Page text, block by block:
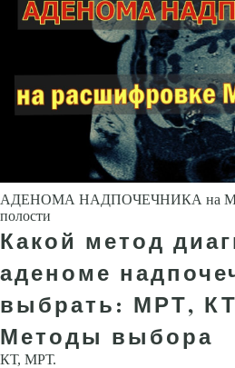
АДЕНОМА НАДПОЧЕЧНИКА на
полости
Какой метод
аденоме
выбрать: МРТ,
Методы выбора
КТ, МРТ.